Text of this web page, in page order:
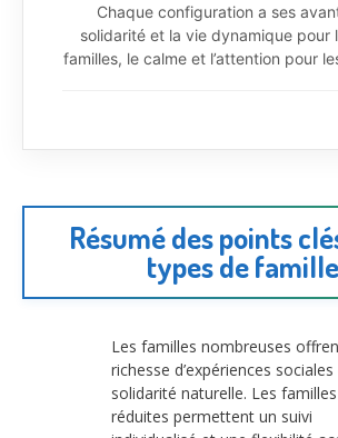
Chaque configuration a ses
solidarité et la vie dynamique pour
familles, le calme et l’attention pour
Résumé des points
types de
Les familles nombreuses
richesse d’expériences
solidarité naturelle. Les familles
réduites permettent un suivi